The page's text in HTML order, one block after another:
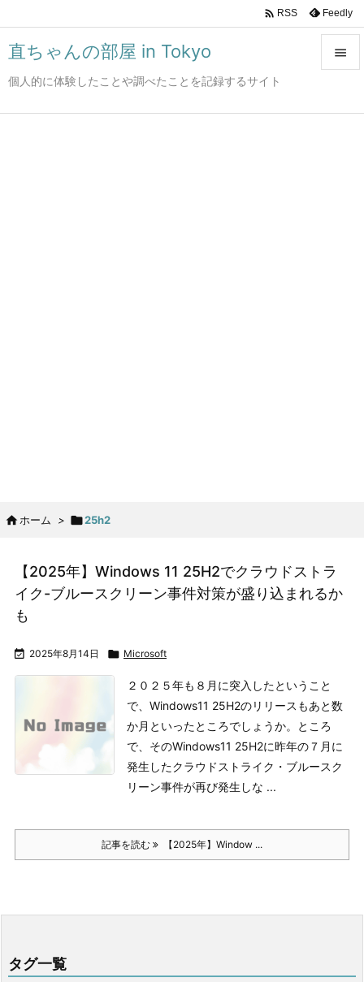
直ちゃんの部屋 in Tokyo
個人的に体験したことや調べたことを記録するサイト

 RSS Feedly
 ホーム > 25h2
【2025年】Windows 11 25H2でクラウドストラ
イク-ブルースクリーン事件対策が盛り込まれるか
も
 2025年8月14日  Microsoft
２０２５年も８月に突入したということ
で、Windows11 25H2のリリースもあと数
か月といったところでしょうか。ところ
で、そのWindows11 25H2に昨年の７月に
発生したクラウドストライク・ブルースク
リーン事件が再び発生しな ...
記事を読む 【2025年】Window ...
タグ一覧